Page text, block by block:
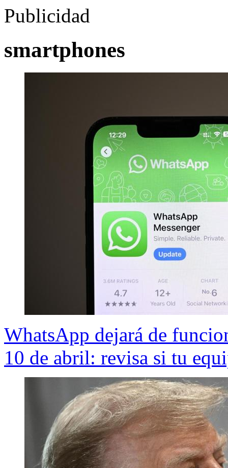
Publicidad
smartphones
WhatsApp dejará de
10 de abril: revisa si tu